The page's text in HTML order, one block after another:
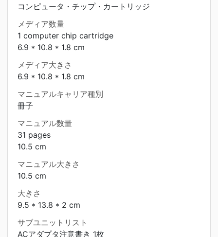
コンピュータ・チップ・カートリッジ
メディア数量
1 computer chip cartridge
6.9 * 10.8 * 1.8 cm
メディア大きさ
6.9 * 10.8 * 1.8 cm
マニュアルキャリア種別
冊子
マニュアル数量
31 pages
10.5 cm
マニュアル大きさ
10.5 cm
大きさ
9.5 * 13.8 * 2 cm
サブユニットリスト
ACアダプタ注意書き 1枚